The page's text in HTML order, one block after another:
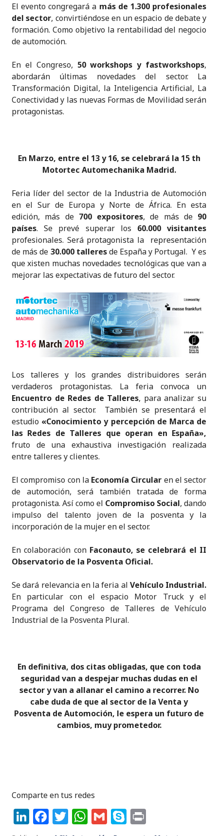
El evento congregará a más de 1.300 profesionales
del sector, convirtiéndose en un espacio de debate y
formación. Como objetivo la rentabilidad del negocio
de automoción.
En el Congreso, 50 workshops y fastworkshops,
abordarán últimas novedades del sector. La
Transformación Digital, la Inteligencia Artificial, La
Conectividad y las nuevas Formas de Movilidad serán
protagonistas.
En Marzo, entre el 13 y 16, se celebrará la 15 th
Motortec Automechanika Madrid.
Feria líder del sector de la Industria de Automoción
en el Sur de Europa y Norte de África. En esta
edición, más de 700 expositores, de más de 90
países. Se prevé superar los 60.000 visitantes
profesionales. Será protagonista la representación
de más de 30.000 talleresde España y Portugal. Y es
que xisten muchas novedades tecnológicas que van a
mejorar las expectativas de futuro del sector.
Los talleres y los grandes distribuidores serán
verdaderos protagonistas. La feria convoca un
Encuentro de Redes de Talleres, para analizar su
contribución al sector. También se presentará el
estudio «Conocimiento y percepción de Marca de
las Redes de Talleres que operan en España»,
fruto de una exhaustiva investigación realizada
entre talleres y clientes.
El compromiso con la Economía Circular en el sector
de automoción, será también tratada de forma
protagonista. Así como el Compromiso Social, dando
impulso del talento joven de la posventa y la
incorporación de la mujer en el sector.
En colaboración con Faconauto, se celebrará el II
Observatorio de la Posventa Oficial.
Se dará relevancia en la feria al Vehículo Industrial.
En particular con el espacio Motor Truck y el
Programa del Congreso de Talleres de Vehículo
Industrial de la Posventa Plural.
En definitiva, dos citas obligadas, que con toda
seguridad van a despejar muchas dudas en el
sector y van a allanar el camino a recorrer. No
cabe duda de que al sector de la Venta y
Posventa de Automoción, le espera un futuro de
cambios, muy prometedor.
Comparte en tus redes
Li F T W G S